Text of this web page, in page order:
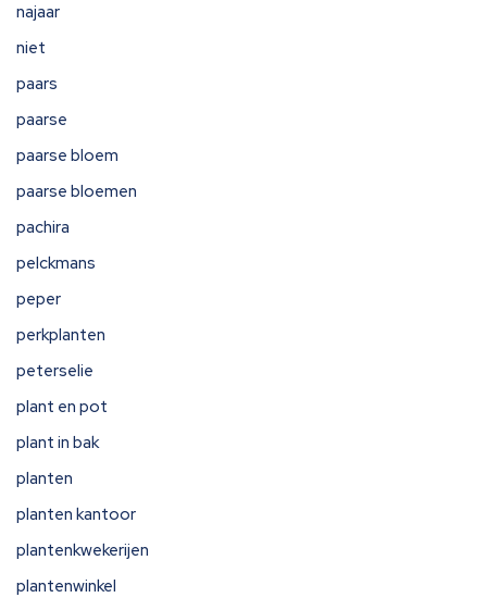
najaar
niet
paars
paarse
paarse bloem
paarse bloemen
pachira
pelckmans
peper
perkplanten
peterselie
plant en pot
plant in bak
planten
planten kantoor
plantenkwekerijen
plantenwinkel